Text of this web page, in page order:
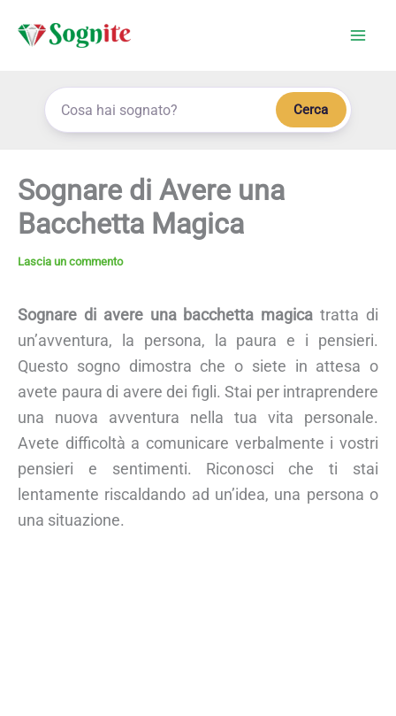
Cerca
Sognare di Avere una
Bacchetta Magica
Lascia un commento
Sognare di avere una bacchetta magica tratta di
un’avventura, la persona, la paura e i pensieri.
Questo sogno dimostra che o siete in attesa o
avete paura di avere dei figli. Stai per intraprendere
una nuova avventura nella tua vita personale.
Avete difficoltà a comunicare verbalmente i vostri
pensieri e sentimenti. Riconosci che ti stai
lentamente riscaldando ad un’idea, una persona o
una situazione.